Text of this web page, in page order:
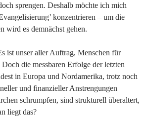
sprengen. Deshalb möchte ich mich
konzentrieren – um die
wird es demnächst gehen.
ist unser aller Auftrag, Menschen für
die messbaren Erfolge der letzten
in Europa und Nordamerika, trotz noch
und finanzieller Anstrengungen
schrumpfen, sind strukturell überaltert,
liegt das?